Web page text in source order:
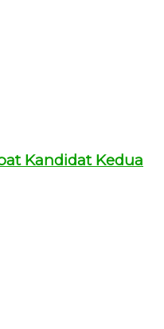
Kandidat Kedua